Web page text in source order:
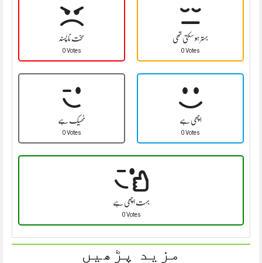
سخت نا پسند
0 Votes
بہتر ہو سکتی تھی
0 Votes
ٹھیک ہے
0 Votes
اچھی ہے
0 Votes
بہت اچھی ہے
0 Votes
مزید پڑھیں